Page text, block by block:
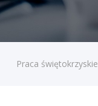
Praca świętokrzyskie